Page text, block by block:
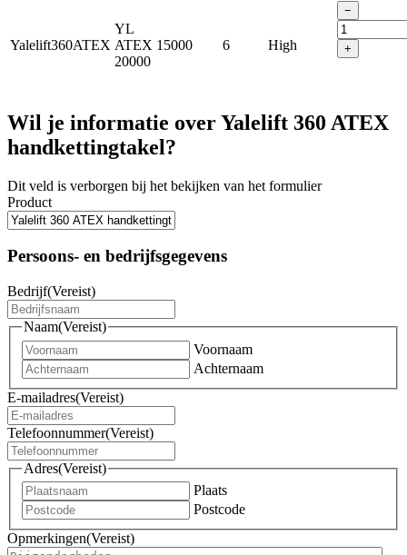
Yalelift360ATEX
YL
ATEX
20000
15000 6 High
−
+
Wil je informatie over Yalelift 360 ATEX
handkettingtakel?
Dit veld is verborgen bij het bekijken van het formulier
Product
Persoons- en bedrijfsgegevens
Bedrijf(Vereist)
Naam(Vereist)
Voornaam
Achternaam
E-mailadres(Vereist)
Telefoonnummer(Vereist)
Adres(Vereist)
Plaats
Postcode
Opmerkingen(Vereist)